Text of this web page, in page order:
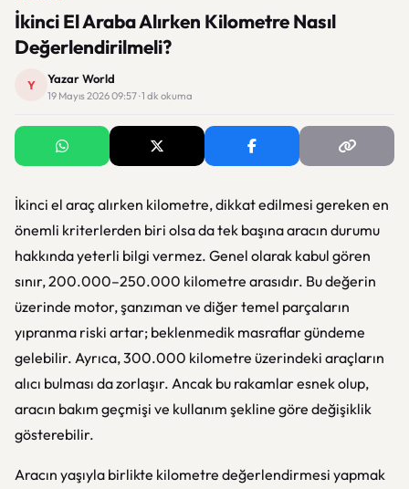
İkinci El Araba Alırken Kilometre Nasıl
Değerlendirilmeli?
Y Yazar World
19 Mayıs 2026 09:57 · 1 dk okuma
İkinci el araç alırken kilometre, dikkat edilmesi gereken en
önemli kriterlerden biri olsa da tek başına aracın durumu
hakkında yeterli bilgi vermez. Genel olarak kabul gören
sınır, 200.000–250.000 kilometre arasıdır. Bu değerin
üzerinde motor, şanzıman ve diğer temel parçaların
yıpranma riski artar; beklenmedik masraflar gündeme
gelebilir. Ayrıca, 300.000 kilometre üzerindeki araçların
alıcı bulması da zorlaşır. Ancak bu rakamlar esnek olup,
aracın bakım geçmişi ve kullanım şekline göre değişiklik
gösterebilir.
Aracın yaşıyla birlikte kilometre değerlendirmesi yapmak